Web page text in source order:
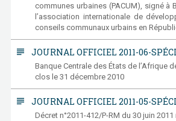
communes urbaines (PACUM), signé à
l’association internationale de
conseils communaux urbains en
subject JOURNAL OFFICIEL 2011-06-
Banque Centrale des États de l’Afrique
clos le 31 décembre 2010
subject JOURNAL OFFICIEL 2011-05-
Décret n°2011-412/P-RM du 30 juin